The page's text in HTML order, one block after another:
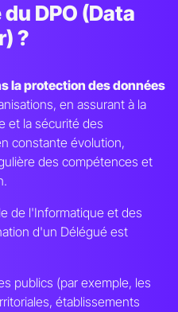
DPO (Data
?
la protection des données
en assurant à la
et la sécurité des
constante évolution,
des compétences et
de l'Informatique et des
d'un Délégué est
publics (par exemple, les
établissements